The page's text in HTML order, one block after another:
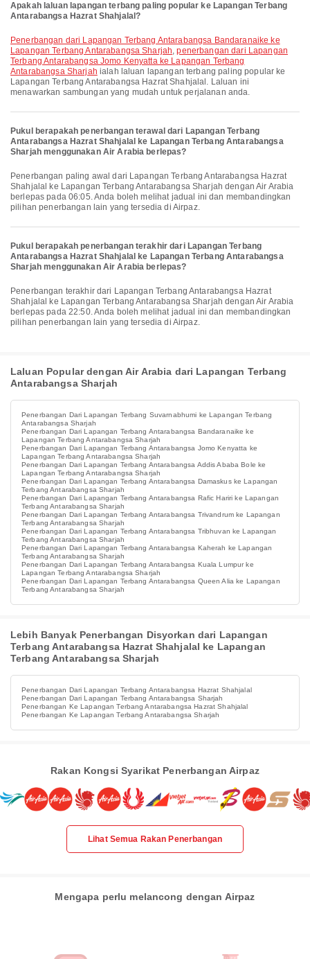
Apakah laluan lapangan terbang paling popular ke Lapangan Terbang
Antarabangsa Hazrat Shahjalal?
penerbangan dari Lapangan Terbang Antarabangsa Bandaranaike ke
Lapangan Terbang Antarabangsa Sharjah,penerbangan dari Lapangan
Terbang Antarabangsa Jomo Kenyatta ke Lapangan Terbang
Antarabangsa Sharjah ialah laluan lapangan terbang paling popular ke
Lapangan Terbang Antarabangsa Hazrat Shahjalal. Laluan ini
menawarkan sambungan yang mudah untuk perjalanan anda.
Pukul berapakah penerbangan terawal dari Lapangan Terbang
Antarabangsa Hazrat Shahjalal ke Lapangan Terbang Antarabangsa
Sharjah menggunakan Air Arabia berlepas?
Penerbangan paling awal dari Lapangan Terbang Antarabangsa Hazrat
Shahjalal ke Lapangan Terbang Antarabangsa Sharjah dengan Air Arabia
berlepas pada 06:05. Anda boleh melihat jadual ini dan membandingkan
pilihan penerbangan lain yang tersedia di Airpaz.
Pukul berapakah penerbangan terakhir dari Lapangan Terbang
Antarabangsa Hazrat Shahjalal ke Lapangan Terbang Antarabangsa
Sharjah menggunakan Air Arabia berlepas?
Penerbangan terakhir dari Lapangan Terbang Antarabangsa Hazrat
Shahjalal ke Lapangan Terbang Antarabangsa Sharjah dengan Air Arabia
berlepas pada 22:50. Anda boleh melihat jadual ini dan membandingkan
pilihan penerbangan lain yang tersedia di Airpaz.
Laluan Popular dengan Air Arabia dari Lapangan Terbang
Antarabangsa Sharjah
Penerbangan Dari Lapangan Terbang Suvarnabhumi ke Lapangan Terbang
Antarabangsa Sharjah
Penerbangan Dari Lapangan Terbang Antarabangsa Bandaranaike ke
Lapangan Terbang Antarabangsa Sharjah
Penerbangan Dari Lapangan Terbang Antarabangsa Jomo Kenyatta ke
Lapangan Terbang Antarabangsa Sharjah
Penerbangan Dari Lapangan Terbang Antarabangsa Addis Ababa Bole ke
Lapangan Terbang Antarabangsa Sharjah
Penerbangan Dari Lapangan Terbang Antarabangsa Damaskus ke Lapangan
Terbang Antarabangsa Sharjah
Penerbangan Dari Lapangan Terbang Antarabangsa Rafic Hariri ke Lapangan
Terbang Antarabangsa Sharjah
Penerbangan Dari Lapangan Terbang Antarabangsa Trivandrum ke Lapangan
Terbang Antarabangsa Sharjah
Penerbangan Dari Lapangan Terbang Antarabangsa Tribhuvan ke Lapangan
Terbang Antarabangsa Sharjah
Penerbangan Dari Lapangan Terbang Antarabangsa Kaherah ke Lapangan
Terbang Antarabangsa Sharjah
Penerbangan Dari Lapangan Terbang Antarabangsa Kuala Lumpur ke
Lapangan Terbang Antarabangsa Sharjah
Penerbangan Dari Lapangan Terbang Antarabangsa Queen Alia ke Lapangan
Terbang Antarabangsa Sharjah
Lebih Banyak Penerbangan Disyorkan dari Lapangan
Terbang Antarabangsa Hazrat Shahjalal ke Lapangan
Terbang Antarabangsa Sharjah
Penerbangan Dari Lapangan Terbang Antarabangsa Hazrat Shahjalal
Penerbangan Dari Lapangan Terbang Antarabangsa Sharjah
Penerbangan Ke Lapangan Terbang Antarabangsa Hazrat Shahjalal
Penerbangan Ke Lapangan Terbang Antarabangsa Sharjah
Rakan Kongsi Syarikat Penerbangan Airpaz
Lihat Semua Rakan Penerbangan
Mengapa perlu melancong dengan Airpaz